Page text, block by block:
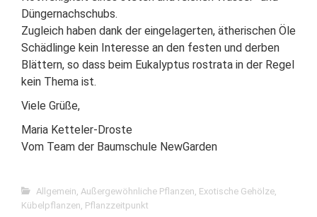
Düngernachschubs.
Zugleich haben dank der eingelagerten, ätherischen Öle
Schädlinge kein Interesse an den festen und derben
Blättern, so dass beim Eukalyptus rostrata in der Regel
kein Thema ist.
Viele Grüße,
Maria Ketteler-Droste
Vom Team der Baumschule NewGarden
Allgemein, Außergewöhnliche Pflanzen, Exotische Gehölze,
Kübelpflanzen, Pflanzzeitpunkt